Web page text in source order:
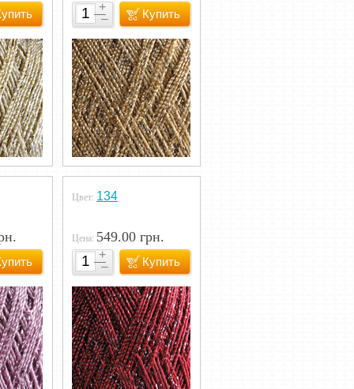
Купить
Цвет: 134
Цена: 549.00 грн.
Купить